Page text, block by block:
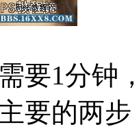
1分钟，
要的两